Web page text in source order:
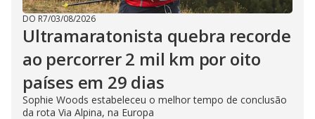
DO R7/03/08/2026
Ultramaratonista quebra recorde
ao percorrer 2 mil km por oito
países em 29 dias
Sophie Woods estabeleceu o melhor tempo de conclusão
da rota Via Alpina, na Europa